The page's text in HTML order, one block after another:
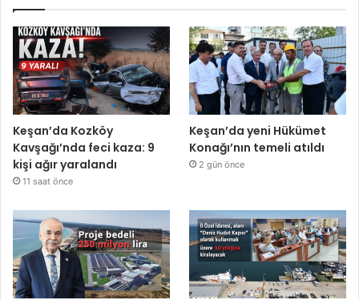
Keşan’da Kozköy
Kavşağı’nda feci kaza: 9
kişi ağır yaralandı
11 saat önce
Keşan’da yeni Hükümet
Konağı’nın temeli atıldı
2 gün önce